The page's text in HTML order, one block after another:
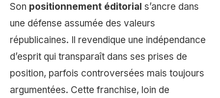
Son positionnement éditorial s’ancre dans
une défense assumée des valeurs
républicaines. Il revendique une indépendance
d’esprit qui transparaît dans ses prises de
position, parfois controversées mais toujours
argumentées. Cette franchise, loin de